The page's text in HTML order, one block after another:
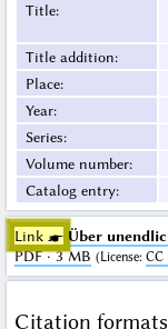
Title:
Title addition:
Place:
Year:
Series:
Volume number:
Catalog entry:
Link ☛ Über
PDF · 3 MB (License: CC
Citation formats